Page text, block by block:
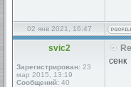
02 янв 2021, 16:47
svic2
Зарегистрирован: 23
мар 2015, 13:19
Сообщений: 40
сенк